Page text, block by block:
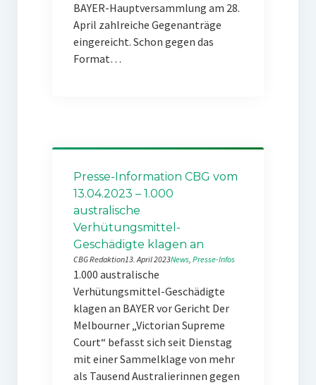
BAYER-Hauptversammlung am 28.
April zahlreiche Gegenanträge
eingereicht. Schon gegen das
Format…
Presse-Information CBG vom
13.04.2023 – 1.000
australische
Verhütungsmittel-
Geschädigte klagen an
CBG Redaktion13. April 2023News, Presse-Infos
1.000 australische
Verhütungsmittel-Geschädigte
klagen an BAYER vor Gericht Der
Melbourner „Victorian Supreme
Court“ befasst sich seit Dienstag
mit einer Sammelklage von mehr
als Tausend Australierinnen gegen